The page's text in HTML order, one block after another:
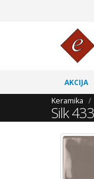
AKCIJA
Keramika
Silk